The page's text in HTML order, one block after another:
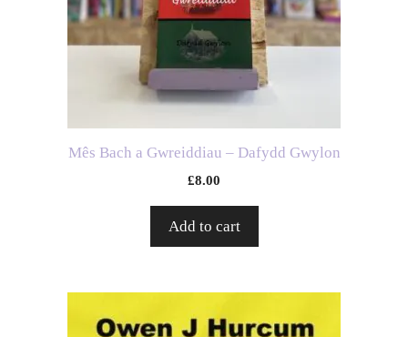
Mês Bach a Gwreiddiau – Dafydd Gwylon
£8.00
Add to cart